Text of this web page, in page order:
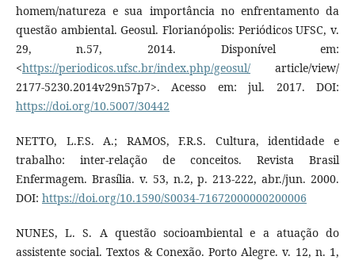
homem/natureza e sua importância no enfrentamento da
questão ambiental. Geosul. Florianópolis: Periódicos UFSC, v.
29, n.57, 2014. Disponível em:
<https://periodicos.ufsc.br/index.php/geosul/article/view/
2177-5230.2014v29n57p7>. Acesso em: jul. 2017. DOI:
https://doi.org/10.5007/30442
NETTO, L.F.S. A.; RAMOS, F.R.S. Cultura, identidade e
trabalho: inter-relação de conceitos. Revista Brasil
Enfermagem. Brasília. v. 53, n.2, p. 213-222, abr./jun. 2000.
DOI: https://doi.org/10.1590/S0034-71672000000200006
NUNES, L. S. A questão socioambiental e a atuação do
assistente social. Textos & Conexão. Porto Alegre. v. 12, n. 1,